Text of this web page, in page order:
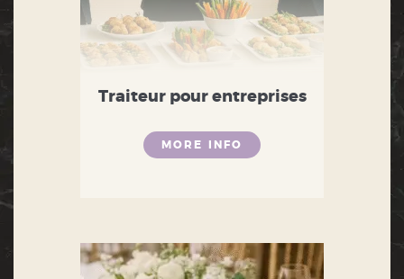
Traiteur pour entreprises
MORE INFO